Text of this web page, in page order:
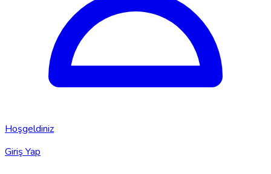
Hoşgeldiniz
Giriş Yap